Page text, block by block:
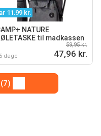
11.99 kr.
NATURE
til madkassen
dage
59,95 kr.
47,96 kr.